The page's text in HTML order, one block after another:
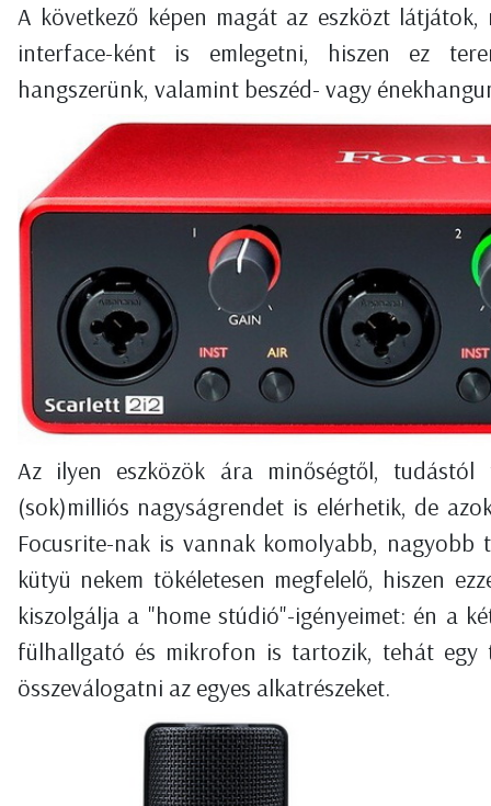
A következő képen magát az eszközt
interface-ként is emlegetni, hiszen ez
hangszerünk, valamint beszéd- vagy
Az ilyen eszközök ára minőségtől,
(sok)milliós nagyságrendet is elérhetik, de
Focusrite-nak is vannak komolyabb,
kütyü nekem tökéletesen megfelelő, hiszen
kiszolgálja a "home stúdió"-igényeimet: én a
fülhallgató és mikrofon is tartozik, tehát egy
összeválogatni az egyes alkatrészeket.